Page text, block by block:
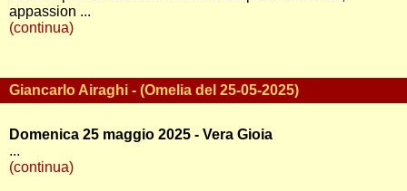
appassion ...
(continua)
Giancarlo Airaghi - (Omelia del 25-05-2025)
Domenica 25 maggio 2025 - Vera Gioia
...
(continua)